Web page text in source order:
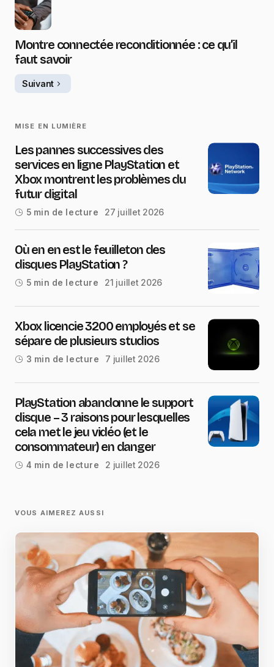
Montre connectée reconditionnée : ce qu’il
faut savoir
Suivant
MISE EN LUMIÈRE
Les pannes successives des
services en ligne PlayStation et
Xbox montrent les problèmes du
futur digital
5 min de lecture 27 juillet 2026
Où en en est le feuilleton des
disques PlayStation ?
5 min de lecture 21 juillet 2026
Xbox licencie 3200 employés et se
sépare de plusieurs studios
3 min de lecture 7 juillet 2026
PlayStation abandonne le support
disque – 3 raisons pour lesquelles
cela met le jeu vidéo (et le
consommateur) en danger
4 min de lecture 2 juillet 2026
VOUS AIMEREZ AUSSI